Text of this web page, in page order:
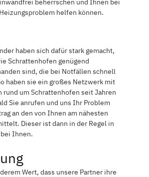
helfen können.
haben sich dafür stark gemacht,
Schrattenhofen genügend
sind, die bei Notfällen schnell
haben sie ein großes Netzwerk mit
rund um Schrattenhofen seit Jahren
Sie anrufen und uns Ihr Problem
an den von Ihnen am nähesten
Dieser ist dann in der Regel in
Ihnen.
Wert, dass unsere Partner ihre